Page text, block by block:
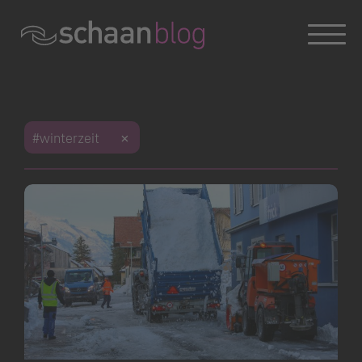
#digitalisierung
#website
#international
#kulturbrauerei
#kulturschaffen
#jugendarbeit
#eröffnungsfeier
#bauprojekte
#Dorfentwicklung
#Holzen
#schutzwald
#familienfest
#tak
#Grundwasserpumpwerk
#Wiesenll
#Wasserversorung
#sportplatzrheinwiese
#sportevent
#schnällschtaschaaner
#schaanbaut
#verkehrsproblematik
#neuesausdergemeinde
#verkehrsentwicklung
#bodenerwerb
#LIFE
#festival
#photovoltaikanlagen
#fördermassnahmen
#regionalität
#heimatgefühle
#sommerprojektwoche
#abenteuerspielplatz
#schaanersommer
#summerfeeling
#vereinsleben
#sportangebote
#sportverbindet
#winterzeit